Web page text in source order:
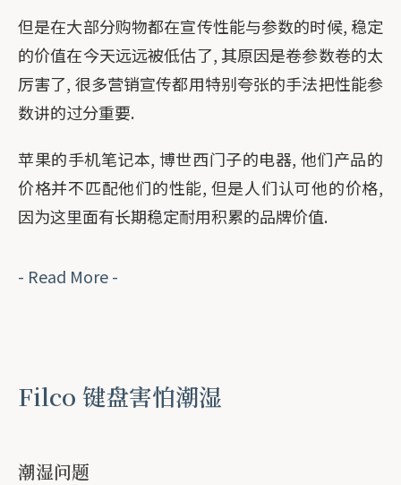
但是在大部分购物都在宣传性能与参数的时候, 稳定
的价值在今天远远被低估了, 其原因是卷参数卷的太
厉害了, 很多营销宣传都用特别夸张的手法把性能参
数讲的过分重要.
苹果的手机笔记本, 博世西门子的电器, 他们产品的
价格并不匹配他们的性能, 但是人们认可他的价格,
因为这里面有长期稳定耐用积累的品牌价值.
- Read More -
Filco 键盘害怕潮湿
潮湿问题